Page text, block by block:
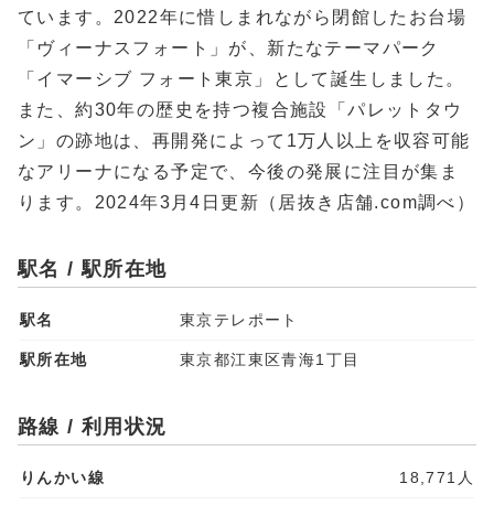
ています。2022年に惜しまれながら閉館したお台場
「ヴィーナスフォート」が、新たなテーマパーク
「イマーシブ フォート東京」として誕生しました。
また、約30年の歴史を持つ複合施設「パレットタウ
ン」の跡地は、再開発によって1万人以上を収容可能
なアリーナになる予定で、今後の発展に注目が集ま
ります。2024年3月4日更新（居抜き店舗.com調べ）
駅名 / 駅所在地
駅名 東京テレポート
駅所在地 東京都江東区青海1丁目
路線 / 利用状況
りんかい線 18,771人